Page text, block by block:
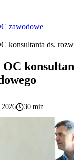
zawodowe
konsultanta ds.
OC
30 min